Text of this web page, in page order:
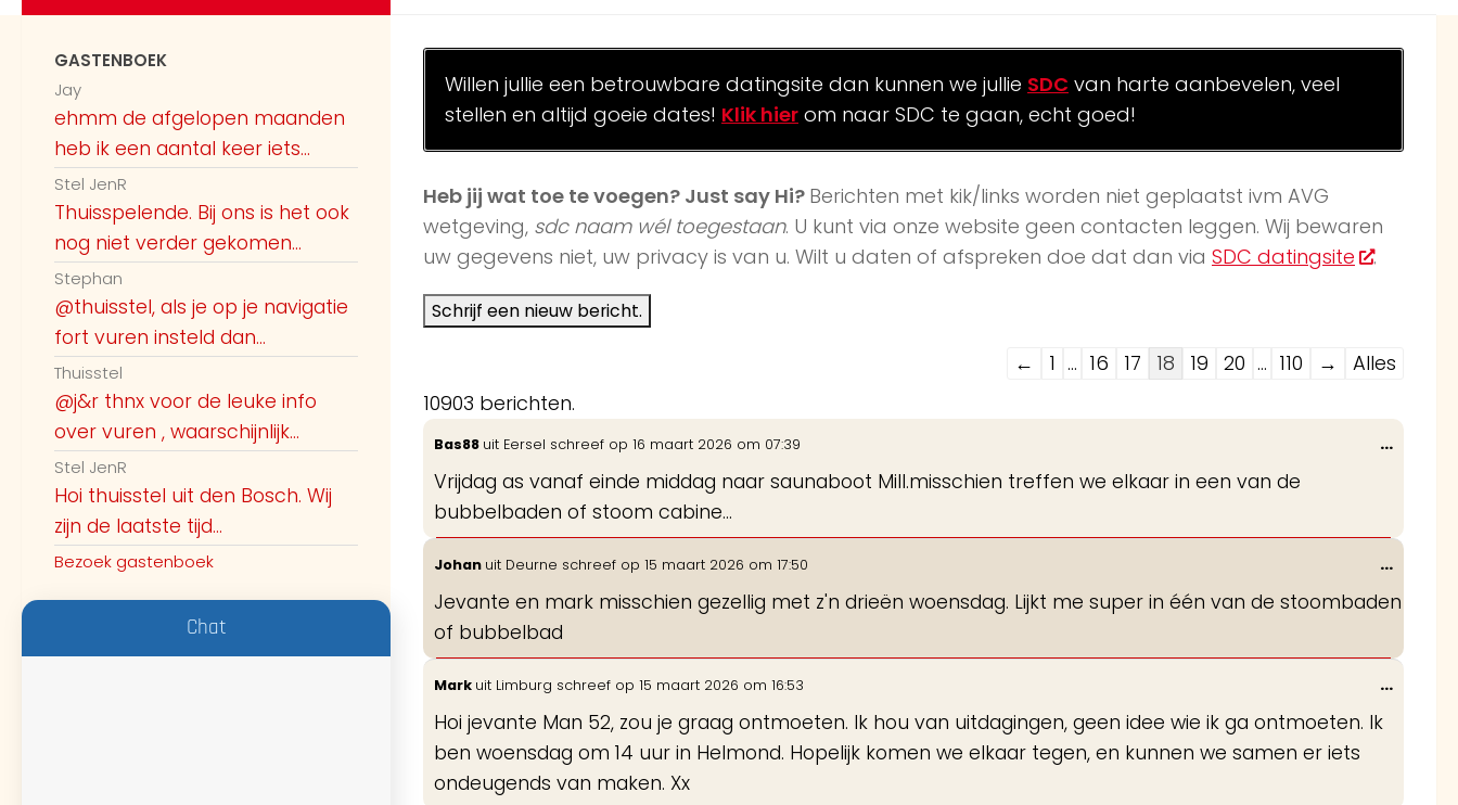
Willen jullie een betrouwbare datingsite dan kunnen we jullie SDC van harte aanbevelen, veel
stellen en altijd goeie dates! Klik hier om naar SDC te gaan, echt goed!
Heb jij wat toe te voegen? Just say Hi? Berichten met kik/links worden niet geplaatst ivm AVG
wetgeving, sdc naam wél toegestaan. U kunt via onze website geen contacten leggen. Wij bewaren
uw gegevens niet, uw privacy is van u. Wilt u daten of afspreken doe dat dan via SDC datingsite .
Navigatie
de
lijst
← 1 ... 16 17 18 19 20 ... 110 →
Alles
10903 berichten.
Bas88 uit Eersel schreef op 16 maart 2026 om 07:39
Vrijdag as vanaf einde middag naar saunaboot Mill.misschien treffen we elkaar in een van de
bubbelbaden of stoom cabine…
...Wissel
Johan uit Deurne schreef op 15 maart 2026 om 17:50
Jevante en mark misschien gezellig met z'n drieën woensdag. Lijkt me super in één van de stoombaden
of bubbelbad
...Wissel
Mark uit Limburg schreef op 15 maart 2026 om 16:53
Hoi jevante Man 52, zou je graag ontmoeten. Ik hou van uitdagingen, geen idee wie ik ga ontmoeten. Ik
ben woensdag om 14 uur in Helmond. Hopelijk komen we elkaar tegen, en kunnen we samen er iets
ondeugends van maken. Xx
...Wissel
GASTENBOEK
Jay
ehmm de afgelopen maanden
heb ik een aantal keer iets...
Stel JenR
Thuisspelende. Bij ons is het ook
nog niet verder gekomen...
Stephan
@thuisstel, als je op je navigatie
fort vuren insteld dan...
Thuisstel
@j&r thnx voor de leuke info
over vuren , waarschijnlijk...
Stel JenR
Hoi thuisstel uit den Bosch. Wij
zijn de laatste tijd...
Bezoek gastenboek
Chat